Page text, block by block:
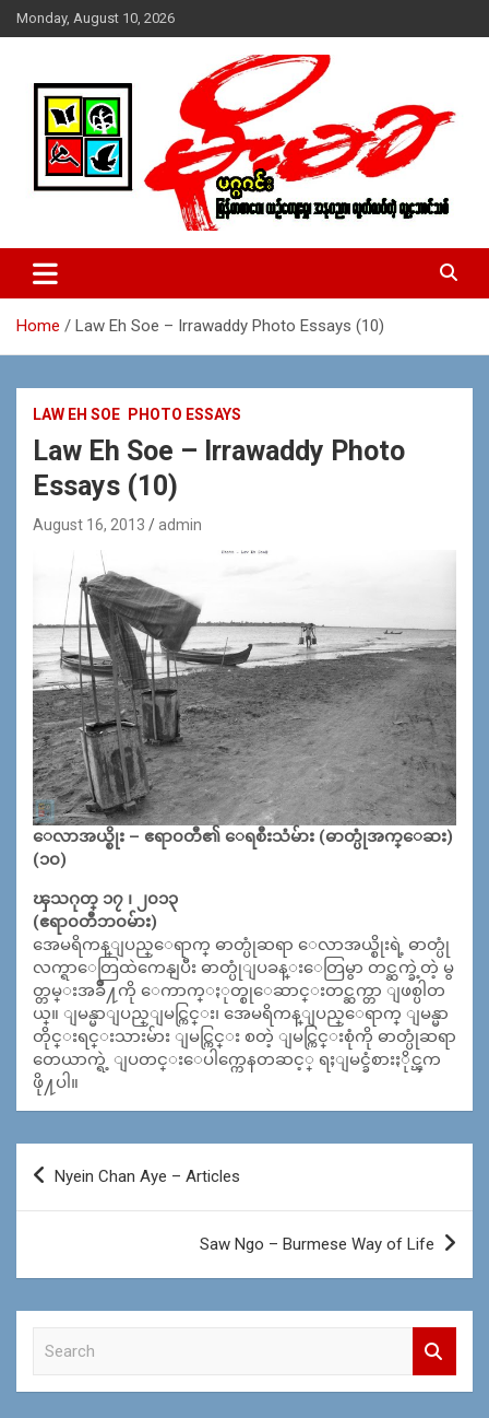
Skip
to
Monday, August 10, 2026
MoeMaKa Burmese News &
Media
ယ္ေရး – အမွတ္ ၂၅၄၊ ပထပ္၊ လမ္း ၄၀၊ ေက်ာက္တံတား၊ ရန္ကုန္။
(ဖုုံး – ၀၉ ၂၅၂ ၂၄၉ ၀၉၄ ၊ ၀၉ ၄၂၁ ၇၄၃ ၇၅၃ ၊ ၀၉ ၅၀၄ ၁၀ ၅၈) ျ
ဇာေစ်းသစ္ ။ ၀၉ ၇၈၆၈၃၇ ၃၀၅ / ၀၉ ၉၆၃၆၉၉၈၃၄
Home Law Eh Soe – Irrawaddy Photo Essays (10)
LAW EH SOE PHOTO ESSAYS
Law Eh Soe – Irrawaddy Photo
Essays (10)
August 16, 2013 admin
ေလာအယ္စိုး – ဧရာ၀တီ၏ ေရစီးသံမ်ား (ဓာတ္ပုံအက္ေဆး)
(၁၀)
ၾသဂုတ္ ၁၇ ၊ ၂၀၁၃
(ဧရာ၀တီဘ၀မ်ား)
အေမရိကန္ျပည္ေရာက္ ဓာတ္ပုံဆရာ ေလာအယ္စိုးရဲ့ ဓာတ္ပုံ
လက္ရာေတြထဲကေနျပီး ဓာတ္ပုံျပခန္းေတြမွာ တင္ဆက္ခဲ့တဲ့ မွ
တ္တမ္းအခ်ဳိ႔ကို ေကာက္ႏုတ္စုေဆာင္းတင္ဆက္တာ ျဖစ္ပါတ
ယ္။ ျမန္မာျပည္ျမင္ကြင္း၊ အေမရိကန္ျပည္ေရာက္ ျမန္မာ
တိုင္းရင္းသားမ်ား ျမင္ကြင္း စတဲ့ ျမင္ကြင္းစုံကို ဓာတ္ပုံဆရာ
တေယာက္ရဲ့ ျပတင္းေပါက္ကေနတဆင့္ ရႈျမင္ခံစားႏိုင္ၾက
ဖို႔ပါ။
Post
navigation
Nyein Chan Aye – Articles
Saw Ngo – Burmese Way of Life